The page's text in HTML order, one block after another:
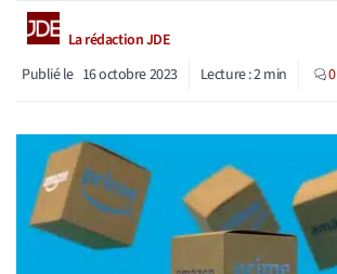
La rédaction JDE
Publié le 16 octobre 2023 Lecture :2min 0